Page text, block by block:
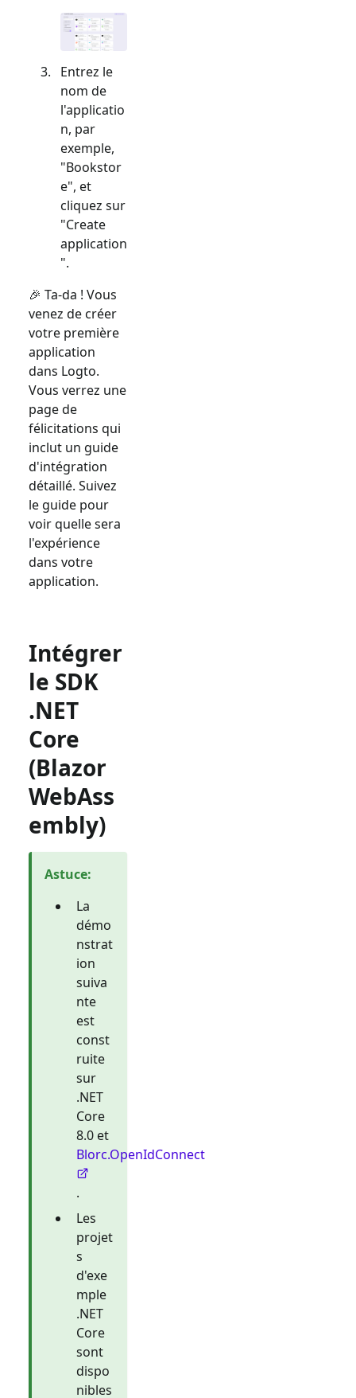
Entrez le
nom de
l'applicatio
n, par
exemple,
"Bookstor
e", et
cliquez sur
"Create
application
".
🎉 Ta-da ! Vous
venez de créer
votre première
application
dans Logto.
Vous verrez une
page de
félicitations qui
inclut un guide
d'intégration
détaillé. Suivez
le guide pour
voir quelle sera
l'expérience
dans votre
application.
Intégrer
le SDK
.NET
Core
(Blazor
WebAss
embly)
Astuce:
La
démo
nstrat
ion
suiva
nte
est
const
ruite
sur
.NET
Core
8.0 et
Blorc.OpenIdConnect
.
Les
projet
s
d'exe
mple
.NET
Core
sont
dispo
nibles